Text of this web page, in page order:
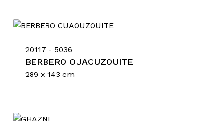
20117 - 5036
BERBERO OUAOUZOUITE
289 x 143 cm